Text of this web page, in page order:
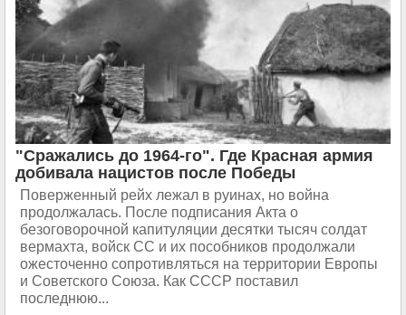
"Сражались до 1964-го". Где Красная армия
добивала нацистов после Победы
Поверженный рейх лежал в руинах, но война
продолжалась. После подписания Акта о
безоговорочной капитуляции десятки тысяч солдат
вермахта, войск СС и их пособников продолжали
ожесточенно сопротивляться на территории Европы
и Советского Союза. Как СССР поставил
последнюю...